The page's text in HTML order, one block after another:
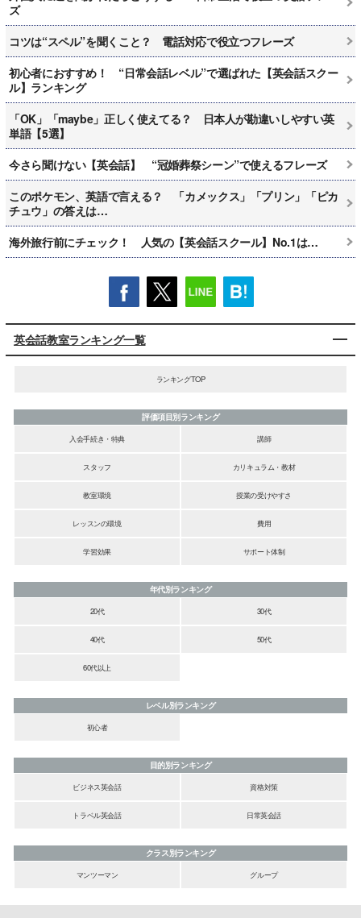
ズ
コツは“スペル”を聞くこと？ 電話対応で役立つフレーズ
初心者におすすめ！ “日常会話レベル”で選ばれた【英会話スクー
ル】ランキング
「OK」「maybe」正しく使えてる？ 日本人が勘違いしやすい英
単語【5選】
今さら聞けない【英会話】 “冠婚葬祭シーン”で使えるフレーズ
このポケモン、英語で言える？ 「カメックス」「プリン」「ピカ
チュウ」の答えは…
海外旅行前にチェック！ 人気の【英会話スクール】No.1は…
英会話教室ランキング一覧
ランキングTOP
評価項目別ランキング
入会手続き・特典
講師
スタッフ カリキュラム・教材
教室環境 授業の受けやすさ
レッスンの環境 費用
学習効果 サポート体制
年代別ランキング
20代
30代
40代 50代
60代以上
レベル別ランキング
初心者
目的別ランキング
ビジネス英会話
資格対策
トラベル英会話 日常英会話
クラス別ランキング
マンツーマン
グループ